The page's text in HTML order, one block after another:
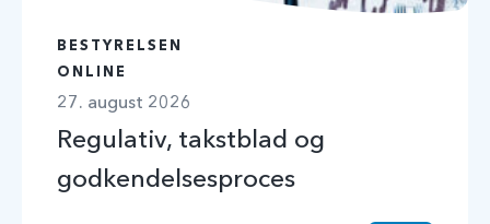
BESTYRELSEN
ONLINE
27. august 2026
Regulativ, takstblad og
godkendelsesproces